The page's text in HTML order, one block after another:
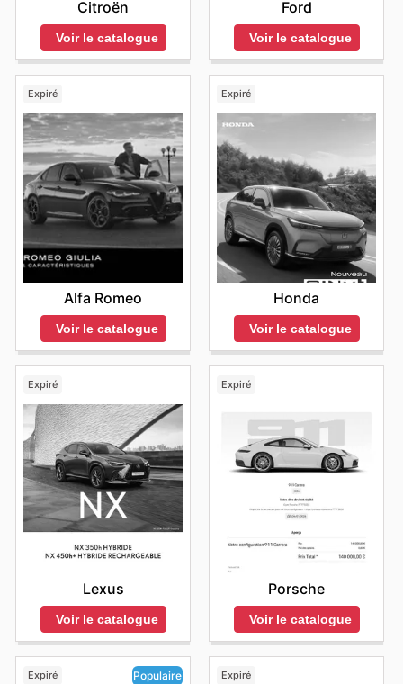
Citroën
Voir le catalogue
Ford
Voir le catalogue
Expiré
Alfa Romeo
Voir le catalogue
Expiré
Honda
Voir le catalogue
Expiré
Lexus
Voir le catalogue
Expiré
Porsche
Voir le catalogue
Expiré Populaire Expiré